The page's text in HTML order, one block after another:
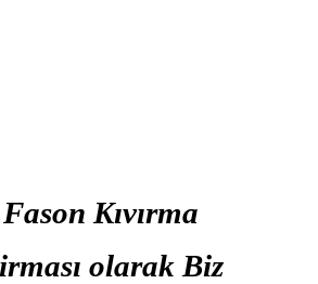
Fason Kıvırma
olarak Biz